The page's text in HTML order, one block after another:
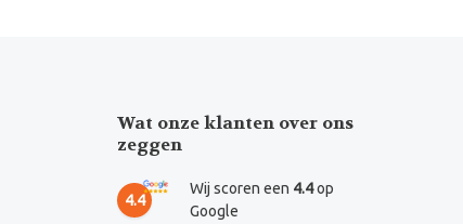
Wat onze klanten over ons
zeggen
4.4
Wij scoren een 4.4op
Google